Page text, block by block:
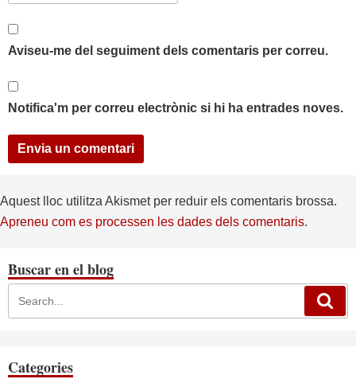
Aviseu-me del seguiment dels comentaris per correu.
Notifica'm per correu electrònic si hi ha entrades noves.
Aquest lloc utilitza Akismet per reduir els comentaris brossa.
Apreneu com es processen les dades dels comentaris.
Buscar en el blog
Categories